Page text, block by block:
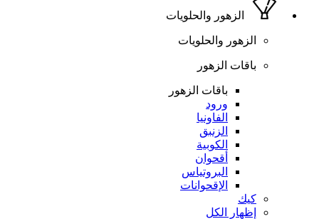
الزهور والحلويات
الزهور والحلويات
باقات الزهور
باقات الزهور
ورود
الفاونيا
الزنبق
الكوبية
أقحوان
البروتياس
الإقحوانات
كيك
إظهار الكل